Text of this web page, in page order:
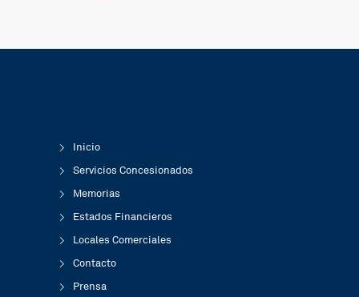
Inicio
Servicios Concesionados
Memorias
Estados Financieros
Locales Comerciales
Contacto
Prensa